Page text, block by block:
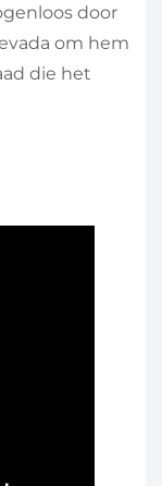
door
om hem
die het